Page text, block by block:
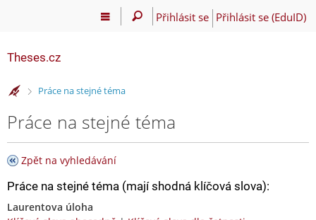
Přihlásit se Přihlásit se (EduID)
Theses.cz
>Práce na stejné téma
Práce na stejné téma
Zpět na vyhledávání
Práce na stejné téma (mají shodná klíčová slova):
Laurentova úloha